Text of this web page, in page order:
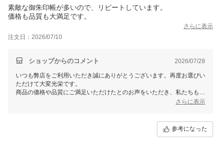
素敵な御朱印帳が多いので、リピートしています。
価格も品質も大満足です。
さらに表示
注文日：2026/07/10
ショップからのコメント 2026/07/28
いつも弊店をご利用いただき誠にありがとうございます。再度お選びい
ただけて大変光栄です。
商品の価格や品質にご満足いただけたとのお声をいただき、私たちもと
ても嬉しく思います。これからも幅広いデザインや品質の良い商品をご
さらに表示
参考になった